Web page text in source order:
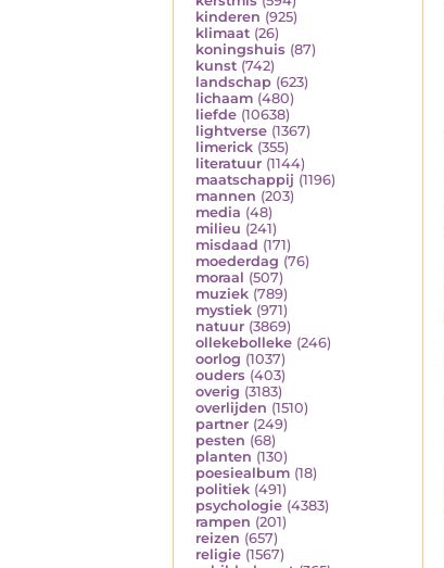
kinderen (925)
klimaat (26)
koningshuis (87)
kunst (742)
landschap (623)
lichaam (480)
liefde (10638)
lightverse (1367)
limerick (355)
literatuur (1144)
maatschappij (1196)
mannen (203)
media (48)
milieu (241)
misdaad (171)
moederdag (76)
moraal (507)
muziek (789)
mystiek (971)
natuur (3869)
ollekebolleke (246)
oorlog (1037)
ouders (403)
overig (3183)
overlijden (1510)
partner (249)
pesten (68)
planten (130)
poesiealbum (18)
politiek (491)
psychologie (4383)
rampen (201)
reizen (657)
religie (1567)